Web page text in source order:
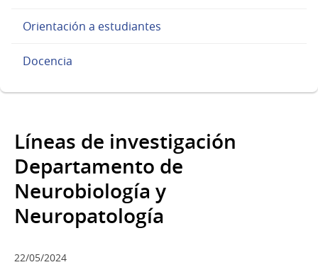
Orientación a estudiantes
Docencia
Líneas de investigación
Departamento de
Neurobiología y
Neuropatología
22/05/2024